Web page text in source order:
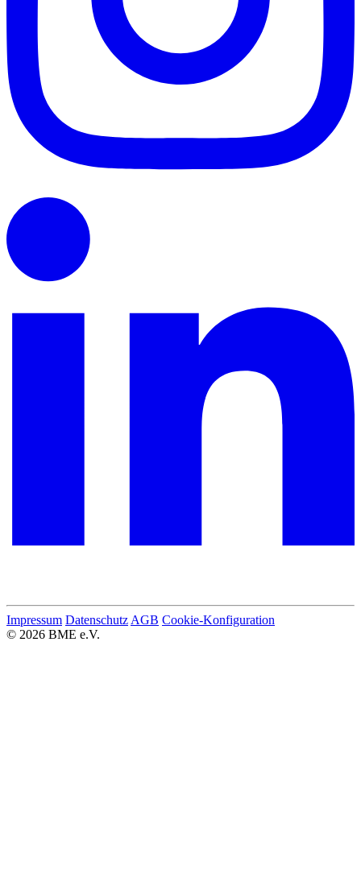
Impressum Datenschutz AGB Cookie-Konfiguration
© 2026 BME e.V.